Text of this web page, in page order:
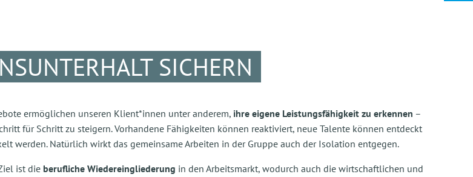
SICHERN
ermöglichen unseren Klient*innen unter anderem, ihre eigene Leistungsfähigkeit zu erkennen –
für Schritt zu steigern. Vorhandene Fähigkeiten können reaktiviert, neue Talente können entdeckt
werden. Natürlich wirkt das gemeinsame Arbeiten in der Gruppe auch der Isolation entgegen.
ist die berufliche Wiedereingliederung in den Arbeitsmarkt, wodurch auch die wirtschaftlichen und